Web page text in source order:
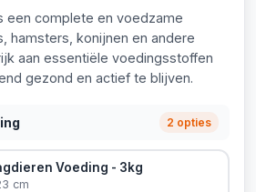
een complete en voedzame
hamsters, konijnen en andere
aan essentiële voedingsstoffen
gezond en actief te blijven.
2 opties
Voeding - 3kg
cm